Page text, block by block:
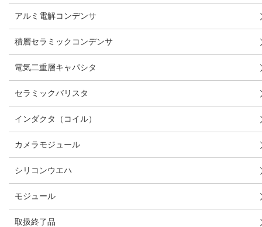
アルミ電解コンデンサ
積層セラミックコンデンサ
電気二重層キャパシタ
セラミックバリスタ
インダクタ（コイル）
カメラモジュール
シリコンウエハ
モジュール
取扱終了品